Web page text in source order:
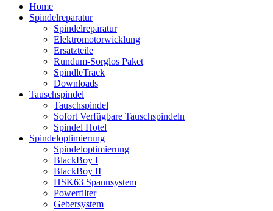
Home
Spindelreparatur
Spindelreparatur
Elektromotorwicklung
Ersatzteile
Rundum-Sorglos Paket
SpindleTrack
Downloads
Tauschspindel
Tauschspindel
Sofort Verfügbare Tauschspindeln
Spindel Hotel
Spindeloptimierung
Spindeloptimierung
BlackBoy I
BlackBoy II
HSK63 Spannsystem
Powerfilter
Gebersystem